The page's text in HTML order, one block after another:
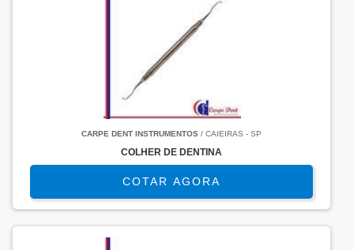
CARPE DENT INSTRUMENTOS / CAIEIRAS - SP
COLHER DE DENTINA
COTAR AGORA